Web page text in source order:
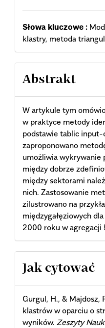
Słowa kluczowe :
klastry, metoda
Abstrakt
W artykule tym
w praktyce metody
podstawie tablic
zaproponowano
umożliwia wykrywanie
między dobrze
między sektorami
nich. Zastosowanie
zilustrowano na
międzygałęziowych
2000 roku w agregacji
Article
Details
Jak cytować
Gurgul, H., & Majdosz,
klastrów w oparciu o
wyników. Zeszyty